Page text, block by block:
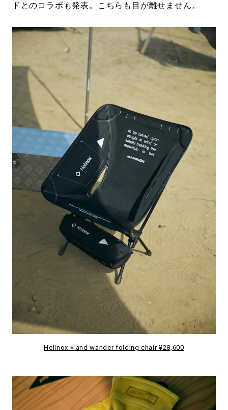
ドとのコラボも発表。こちらも目が離せません。
Helinox × and wander folding chair ¥28,600